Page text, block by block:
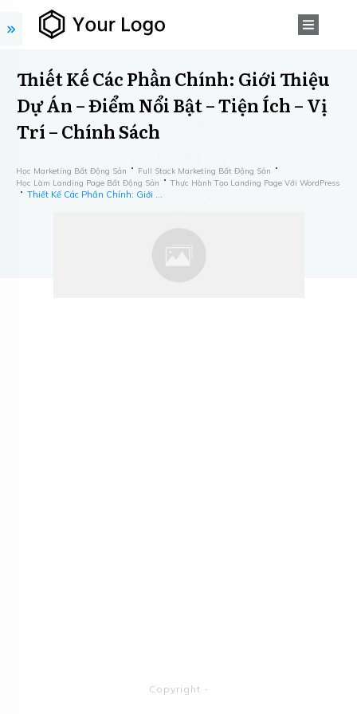
Thiết Kế Các Phần Chính: Giới Thiệu
Dự Án – Điểm Nổi Bật – Tiện Ích – Vị
Trí – Chính Sách
Học Marketing Bất Động Sản
Full Stack Marketing Bất Động Sản
Học Làm Landing Page Bất Động Sản
Thực Hành Tạo Landing Page Với WordPress
Copyright -